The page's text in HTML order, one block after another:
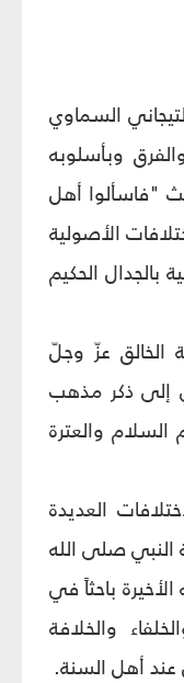
السماوي
وبأسلوبه
"فاسألوا أهل
الأصولية
بالجدال الحكيم
عزّ وجلّ
إلى ذكر مذهب
والعترة
العديدة
النبي صلى الله
باحثاً في
والخلافة
عند أهل السنة.